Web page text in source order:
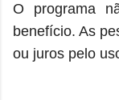
O programa
benefício. As
ou juros pelo